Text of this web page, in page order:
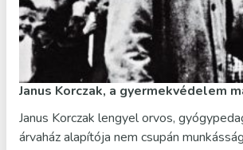
Janus Korczak, a gyermekvédelem
Janus Korczak lengyel orvos,
árvaház alapítója nem csupán